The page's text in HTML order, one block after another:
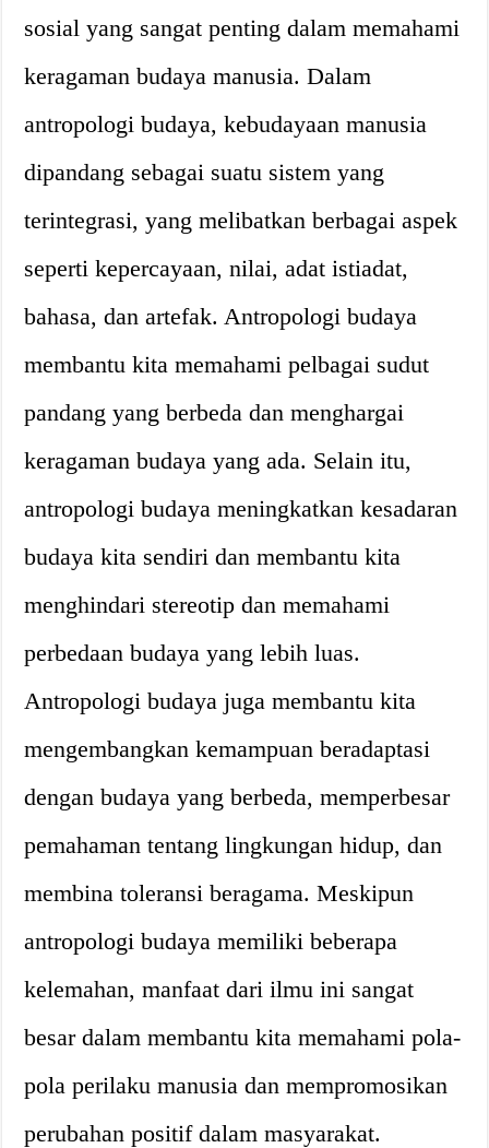
sosial yang sangat penting dalam memahami
keragaman budaya manusia. Dalam
antropologi budaya, kebudayaan manusia
dipandang sebagai suatu sistem yang
terintegrasi, yang melibatkan berbagai aspek
seperti kepercayaan, nilai, adat istiadat,
bahasa, dan artefak. Antropologi budaya
membantu kita memahami pelbagai sudut
pandang yang berbeda dan menghargai
keragaman budaya yang ada. Selain itu,
antropologi budaya meningkatkan kesadaran
budaya kita sendiri dan membantu kita
menghindari stereotip dan memahami
perbedaan budaya yang lebih luas.
Antropologi budaya juga membantu kita
mengembangkan kemampuan beradaptasi
dengan budaya yang berbeda, memperbesar
pemahaman tentang lingkungan hidup, dan
membina toleransi beragama. Meskipun
antropologi budaya memiliki beberapa
kelemahan, manfaat dari ilmu ini sangat
besar dalam membantu kita memahami pola-
pola perilaku manusia dan mempromosikan
perubahan positif dalam masyarakat.